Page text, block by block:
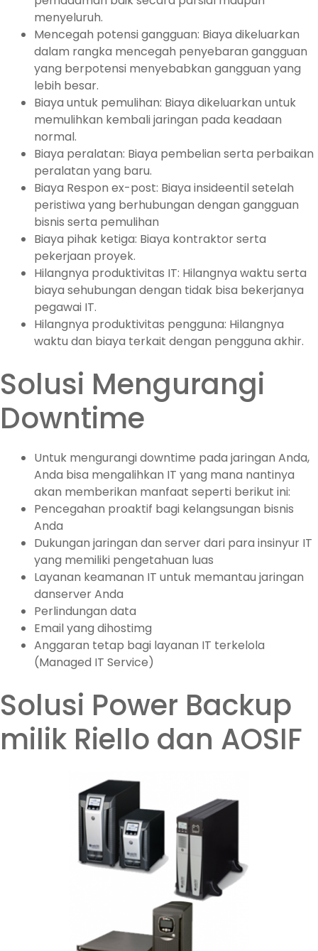
menyeluruh.
Mencegah potensi gangguan: Biaya dikeluarkan
dalam rangka mencegah penyebaran gangguan
yang berpotensi menyebabkan gangguan yang
lebih besar.
Biaya untuk pemulihan: Biaya dikeluarkan untuk
memulihkan kembali jaringan pada keadaan
normal.
Biaya peralatan: Biaya pembelian serta perbaikan
peralatan yang baru.
Biaya Respon ex-post: Biaya insideentil setelah
peristiwa yang berhubungan dengan gangguan
bisnis serta pemulihan
Biaya pihak ketiga: Biaya kontraktor serta
pekerjaan proyek.
Hilangnya produktivitas IT: Hilangnya waktu serta
biaya sehubungan dengan tidak bisa bekerjanya
pegawai IT.
Hilangnya produktivitas pengguna: Hilangnya
waktu dan biaya terkait dengan pengguna akhir.
Solusi Mengurangi
Downtime
Untuk mengurangi downtime pada jaringan Anda,
Anda bisa mengalihkan IT yang mana nantinya
akan memberikan manfaat seperti berikut ini:
Pencegahan proaktif bagi kelangsungan bisnis
Anda
Dukungan jaringan dan server dari para insinyur IT
yang memiliki pengetahuan luas
Layanan keamanan IT untuk memantau jaringan
danserver Anda
Perlindungan data
Email yang dihostimg
Anggaran tetap bagi layanan IT terkelola
(Managed IT Service)
Solusi Power Backup
milik Riello dan AOSIF